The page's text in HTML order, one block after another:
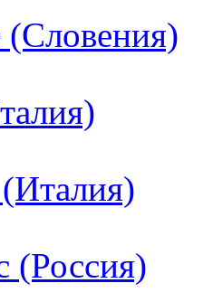
(Словения)
(Россия)